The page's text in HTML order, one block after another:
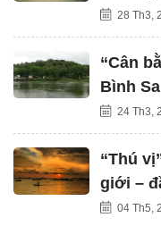
28 Th3,
“Cân
Bình
24 Th3,
“Thú
giới –
04 Th5,